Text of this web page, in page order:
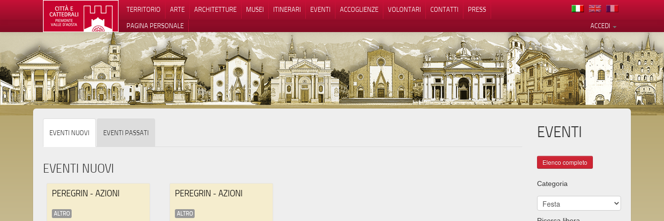
TERRITORIO ARTE ARCHITETTURE MUSEI ITINERARI EVENTI ACCOGLIENZE VOLONTARI CONTATTI
PRESS
ACCEDI
PAGINA PERSONALE
EVENTI NUOVI EVENTI PASSATI
EVENTI NUOVI
PEREGRIN - AZIONI
ALTRO
PEREGRIN - AZIONI
ALTRO
EVENTI
Categoria